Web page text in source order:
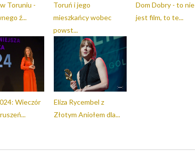
Toruniu -
ź...
Toruń i jego
mieszkańcy wobec
powst...
Dom Dobry - to nie
jest film, to te...
Wieczór
Eliza Rycembel z
Złotym Aniołem dla...